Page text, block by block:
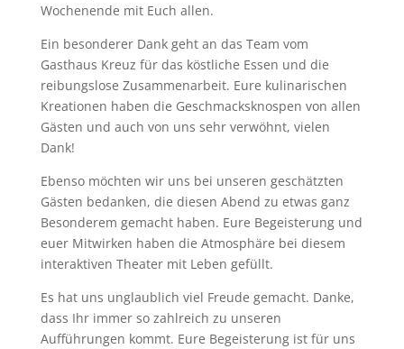
Wochenende mit Euch allen.
Ein besonderer Dank geht an das Team vom
Gasthaus Kreuz für das köstliche Essen und die
reibungslose Zusammenarbeit. Eure kulinarischen
Kreationen haben die Geschmacksknospen von allen
Gästen und auch von uns sehr verwöhnt, vielen
Dank!
Ebenso möchten wir uns bei unseren geschätzten
Gästen bedanken, die diesen Abend zu etwas ganz
Besonderem gemacht haben. Eure Begeisterung und
euer Mitwirken haben die Atmosphäre bei diesem
interaktiven Theater mit Leben gefüllt.
Es hat uns unglaublich viel Freude gemacht. Danke,
dass Ihr immer so zahlreich zu unseren
Aufführungen kommt. Eure Begeisterung ist für uns